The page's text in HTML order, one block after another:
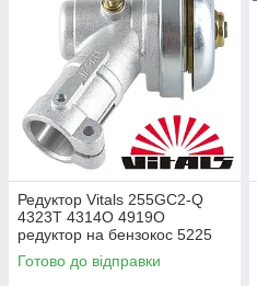
Редуктор Vitals 255GC2-Q
4323T 4314O 4919O
редуктор на бензокос 5225
Готово до відправки